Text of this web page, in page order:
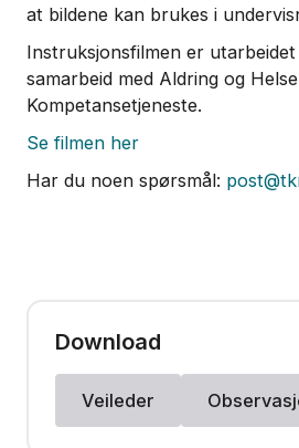
at bildene kan brukes i
Instruksjonsfilmen er
samarbeid med Aldring og
Kompetansetjeneste.
Se filmen her
Har du noen spørsmål:
Download
Veileder